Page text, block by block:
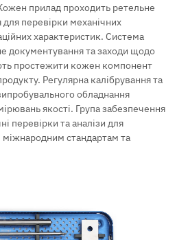
прилад проходить ретельне
перевірки механічних
характеристик. Система
документування та заходи щодо
простежити кожен компонент
Регулярна калібрування та
обладнання
якості. Група забезпечення
перевірки та аналізи для
міжнародним стандартам та